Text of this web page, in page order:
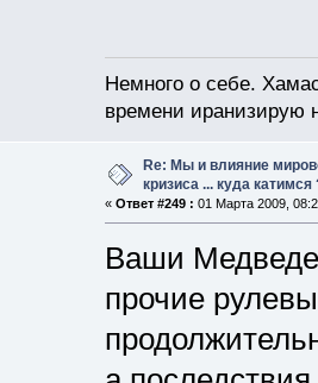
Немного о себе.
времени иранизирую
Re: Мы и влияние
кризиса ... куда катимся
« Ответ #249 : 01 Марта 2009,
Ваши
прочие